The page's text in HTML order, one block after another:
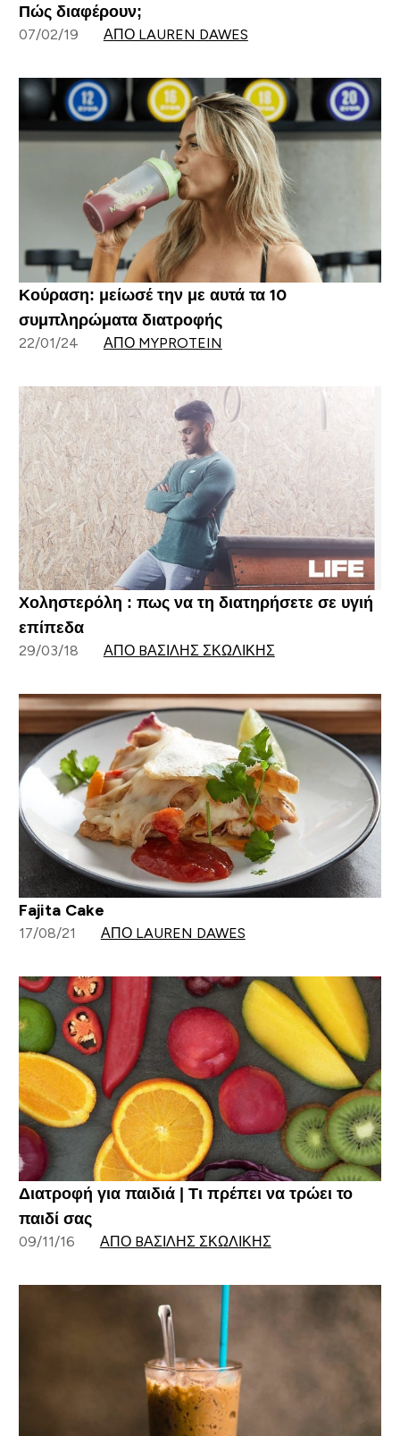
Πώς διαφέρουν;
07/02/19 ΑΠΌ LAUREN DAWES
Κούραση: μείωσέ την με αυτά τα 10
συμπληρώματα διατροφής
22/01/24 ΑΠΌ MYPROTEIN
Χοληστερόλη : πως να τη διατηρήσετε σε υγιή
επίπεδα
29/03/18 ΑΠΌ BΑΣΊΛΗΣ ΣΚΩΛΊΚΗΣ
Fajita Cake
17/08/21 ΑΠΌ LAUREN DAWES
Διατροφή για παιδιά | Τι πρέπει να τρώει το
παιδί σας
09/11/16 ΑΠΌ BΑΣΊΛΗΣ ΣΚΩΛΊΚΗΣ